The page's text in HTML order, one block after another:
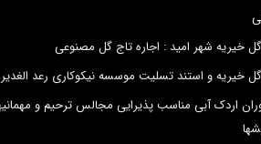
خیریه شهر امید : اجاره تاج گل مصنوعی
خیریه و استند تسلیت موسسه نیکوکاری رعد الغدیر
اردک آبی مناسب پذیرایی مجالس ترحیم و مهمانیها